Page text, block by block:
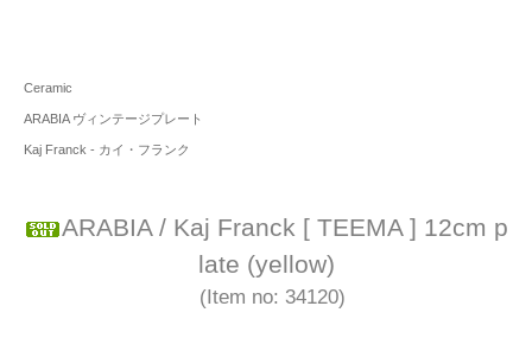
Ceramic
ARABIA ヴィンテージプレート
Kaj Franck - カイ・フランク
ARABIA / Kaj Franck [ TEEMA ] 12cm p
late (yellow)
(Item no: 34120)